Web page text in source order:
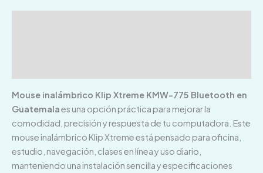
Mouse inalámbrico Klip Xtreme KMW-775 Bluetooth en
Guatemalaes una opción práctica para mejorar la
comodidad, precisión y respuesta de tu computadora. Este
mouse inalámbrico Klip Xtreme está pensado para oficina,
estudio, navegación, clases en línea y uso diario,
manteniendo una instalación sencilla y especificaciones